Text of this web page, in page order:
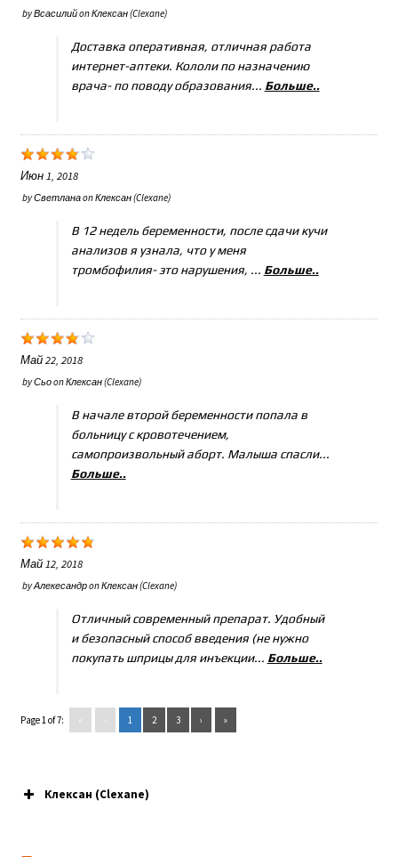
byВсасилийonКлексан (Clexane)
Доставка оперативная, отличная работа
интернет-аптеки. Кололи по назначению
врача- по поводу образования... Больше..
Июн 1, 2018
byСветланаonКлексан (Clexane)
В 12 недель беременности, после сдачи кучи
анализов я узнала, что у меня
тромбофилия- это нарушения, ... Больше..
Май 22, 2018
byСьоonКлексан (Clexane)
В начале второй беременности попала в
больницу с кровотечением,
самопроизвольный аборт. Малыша спасли...
Больше..
Май 12, 2018
byАлекесандрonКлексан (Clexane)
Отличный современный препарат. Удобный
и безопасный способ введения (не нужно
покупать шприцы для инъекции... Больше..
Page 1 of 7: ‹ 1 2 3 › »
Клексан (Clexane)